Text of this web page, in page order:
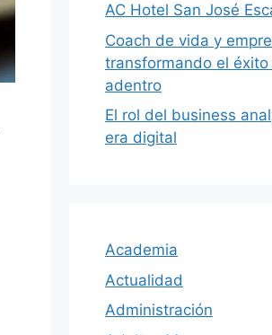
AC Hotel San José
Coach de vida y
transformando el
adentro
El rol del business
era digital
Academia
Actualidad
Administración